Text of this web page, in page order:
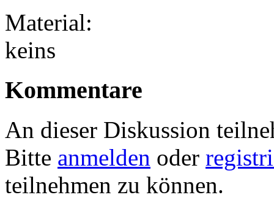
Material:
keins
Kommentare
An dieser Diskussion
Bitte anmelden oder
teilnehmen zu können.